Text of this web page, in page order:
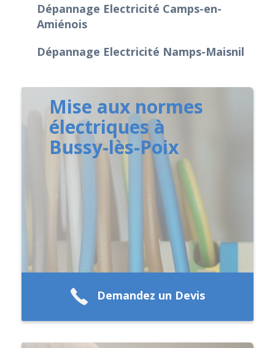
Dépannage Electricité Camps-en-
Amiénois
Dépannage Electricité Namps-Maisnil
Mise aux normes
électriques à
Bussy-lès-Poix
Demandez un Devis